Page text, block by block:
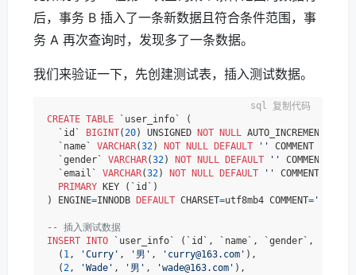
后，事务 B 插入了一条新数据且符合条件范围，事
务 A 再次查询时，发现多了一条数据。
我们来验证一下，先创建测试表，插入测试数据。
CREATE TABLE `user_info` (
  `id`
BIGINT(20) UNSIGNED NOT NULL AUTO_INCREMENT
  `name`
VARCHAR(32) NOT NULL DEFAULT '' COMMENT
  `gender`
VARCHAR(32) NOT NULL DEFAULT '' COMMENT
  `email`
VARCHAR(32) NOT NULL DEFAULT '' COMMENT
PRIMARY KEY (`id`)
) ENGINE=INNODB DEFAULT CHARSET=utf8mb4 COMMENT= '用户信
-- 插入测试数据
INSERT INTO `user_info` (`id`, `name`, `gender`,
  (
1, 'Curry' , '男' , 'curry@163.com' ),
  (
2, 'Wade' , '男' , 'wade@163.com' ),
复制代码